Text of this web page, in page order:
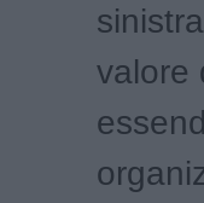
valore